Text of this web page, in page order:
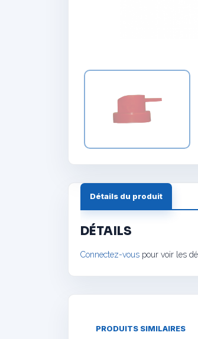
Détails du produit
DÉTAILS
Connectez-vous pour voir les
PRODUITS SIMILAIRES